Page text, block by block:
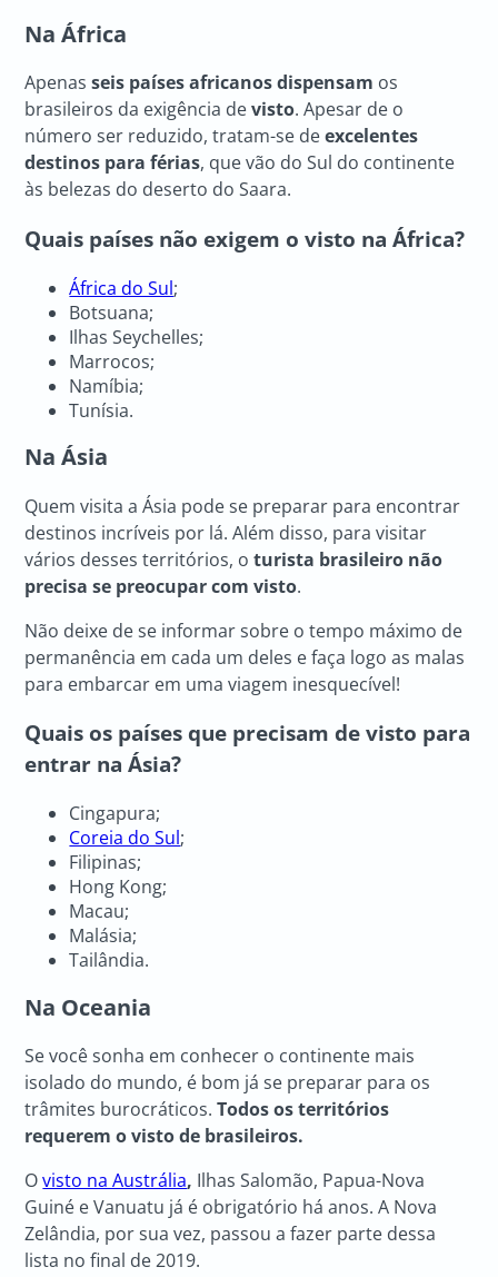
Na África
Apenasseis países africanos dispensam os
brasileiros da exigência devisto. Apesar de o
número ser reduzido, tratam-se deexcelentes
destinos para férias, que vão do Sul do continente
às belezas do deserto do Saara.
Quais países não exigem o visto na África?
África do Sul;
Botsuana;
Ilhas Seychelles;
Marrocos;
Namíbia;
Tunísia.
Na Ásia
Quem visita a Ásia pode se preparar para encontrar
destinos incríveis por lá. Além disso, para visitar
vários desses territórios, oturista brasileiro não
precisa se preocupar com visto.
Não deixe de se informar sobre o tempo máximo de
permanência em cada um deles e faça logo as malas
para embarcar em uma viagem inesquecível!
Quais os países que precisam de visto para
entrar na Ásia?
Cingapura;
Coreia do Sul;
Filipinas;
Hong Kong;
Macau;
Malásia;
Tailândia.
Na Oceania
Se você sonha em conhecer o continente mais
isolado do mundo, é bom já se preparar para os
trâmites burocráticos.Todos os territórios
requerem o visto de brasileiros.
Ovisto na Austrália, Ilhas Salomão, Papua-Nova
Guiné e Vanuatu já é obrigatório há anos. A Nova
Zelândia, por sua vez, passou a fazer parte dessa
lista no final de 2019.